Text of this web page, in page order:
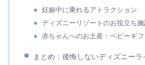
妊娠中に乗れるアトラクション
ディズニーリゾートのお役立ち施
赤ちゃんへのお土産：ベビーギフ
まとめ：後悔しないディズニーラ